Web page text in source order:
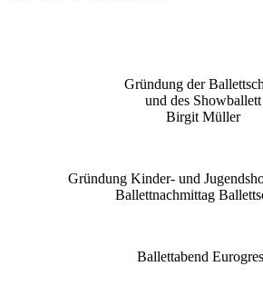
Gründung der
und des Showballett
Birgit Müller
Gründung Kinder- und
Ballettnachmittag
Ballettabend